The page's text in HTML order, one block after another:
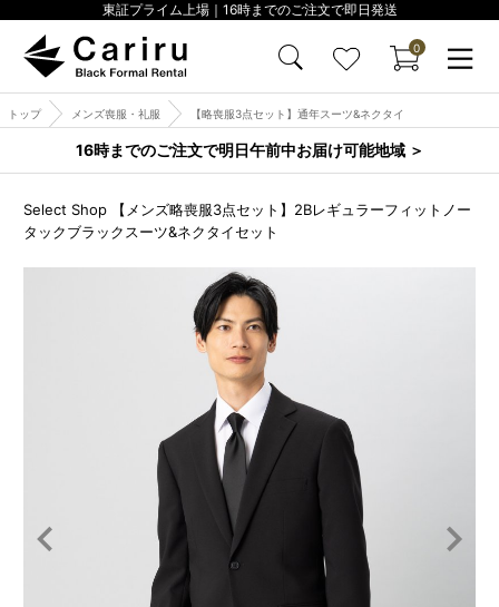
東証プライム上場｜16時までのご注文で即日発送
0
トップ メンズ喪服・礼服 【略喪服3点セット】通年スーツ&ネクタイ
16時までのご注文で明日午前中お届け可能地域 ＞
Select Shop 【メンズ略喪服3点セット】2Bレギュラーフィットノー
タックブラックスーツ&ネクタイセット